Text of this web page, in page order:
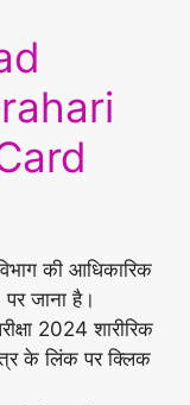
की आधिकारिक
जाना है।
2024 शारीरिक
के लिंक पर क्लिक